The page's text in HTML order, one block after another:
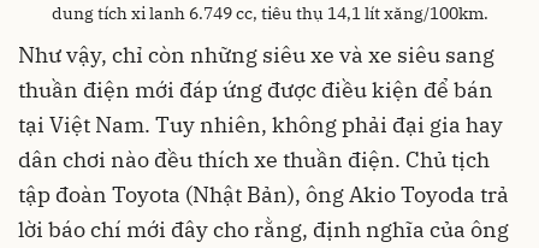
dung tích xi lanh 6.749 cc, tiêu thụ 14,1 lít xăng/100km.
Như vậy, chỉ còn những siêu xe và xe siêu sang
thuần điện mới đáp ứng được điều kiện để bán
tại Việt Nam. Tuy nhiên, không phải đại gia hay
dân chơi nào đều thích xe thuần điện. Chủ tịch
tập đoàn Toyota (Nhật Bản), ông Akio Toyoda trả
lời báo chí mới đây cho rằng, định nghĩa của ông